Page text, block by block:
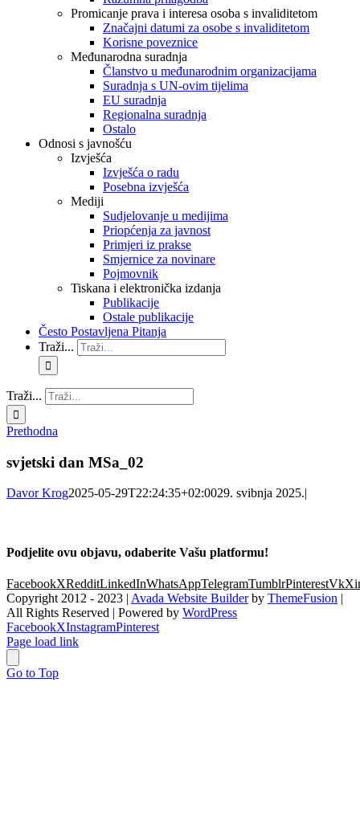
Promicanje prava i interesa osoba s invaliditetom
Značajni datumi za osobe s invaliditetom
Korisne poveznice
Međunarodna suradnja
Članstvo u međunarodnim organizacijama
Suradnja s UN-ovim tijelima
EU suradnja
Regionalna suradnja
Ostalo
Odnosi s javnošću
Izvješća
Izvješća o radu
Posebna izvješća
Mediji
Sudjelovanje u medijima
Priopćenja za javnost
Primjeri iz prakse
Smjernice za novinare
Pojmovnik
Tiskana i elektronička izdanja
Publikacije
Ostale publikacije
Često Postavljena Pitanja
Traži...
Traži...
Prethodna
svjetski dan MSa_02
Davor Krog2025-05-29T22:24:35+02:0029. svibnja 2025.|
Podjelite ovu objavu, odaberite Vašu platformu!
FacebookXRedditLinkedInWhatsAppTelegramTumblrPinterestVk
Copyright 2012 - 2023 | Avada Website Builderby ThemeFusion |
All Rights Reserved | Powered by WordPress
FacebookXInstagramPinterest
Page load link
Go to Top